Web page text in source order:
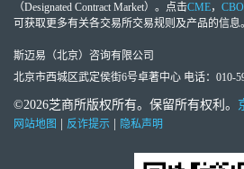
（Designated Contract Market）。点击CME，
可获取更多有关各交易所交易规则及产品的信息。
斯迈易（北京）咨询有限公司
北京市西城区武定侯街6号卓著中心 电话：010-
©2026芝商所版权所有。保留所有权利。
网站地图 反诈提示 隐私声明